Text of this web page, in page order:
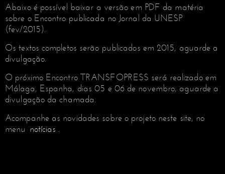
Abaixo é possível baixar a versão em PDF da matéria
sobre o Encontro publicada no Jornal da UNESP
(fev/2015).
Os textos completos serão publicados em 2015, aguarde a
divulgação.
O próximo Encontro TRANSFOPRESS será realizado em
Málaga, Espanha, dias 05 e 06 de novembro, aguarde a
divulgação da chamada.
Acompanhe as novidades sobre o projeto neste site, no
menu
notícias .